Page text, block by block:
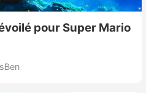
pour Super Mario